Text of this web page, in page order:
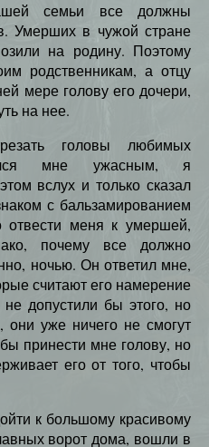
семьи все должны
Умерших в чужой стране
на родину. Поэтому
родственникам, а отцу
мере голову его дочери,
на нее.
головы любимых
мне ужасным, я
вслух и только сказал
с бальзамированием
отвести меня к умершей,
почему все должно
ночью. Он ответил мне,
считают его намерение
допустили бы этого, но
они уже ничего не смогут
принести мне голову, но
его от того, чтобы
к большому красивому
ворот дома, вошли в